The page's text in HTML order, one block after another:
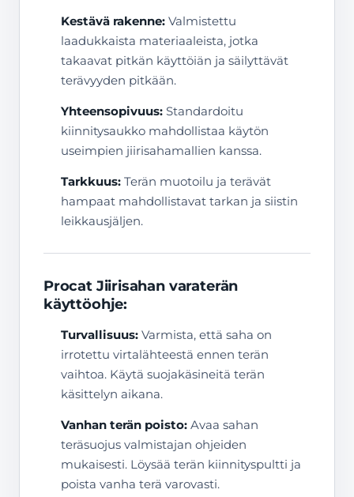
Kestävä rakenne: Valmistettu
laadukkaista materiaaleista, jotka
takaavat pitkän käyttöiän ja säilyttävät
terävyyden pitkään.
Yhteensopivuus: Standardoitu
kiinnitysaukko mahdollistaa käytön
useimpien jiirisahamallien kanssa.
Tarkkuus: Terän muotoilu ja terävät
hampaat mahdollistavat tarkan ja siistin
leikkausjäljen.
Procat Jiirisahan varaterän
käyttöohje:
Turvallisuus: Varmista, että saha on
irrotettu virtalähteestä ennen terän
vaihtoa. Käytä suojakäsineitä terän
käsittelyn aikana.
Vanhan terän poisto: Avaa sahan
teräsuojus valmistajan ohjeiden
mukaisesti. Löysää terän kiinnityspultti ja
poista vanha terä varovasti.